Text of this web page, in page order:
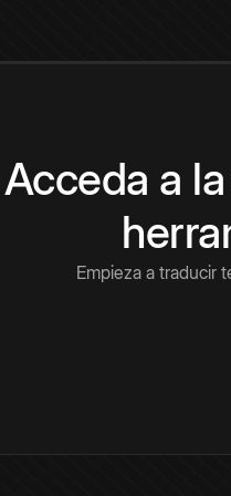
Acceda a
Empieza a traducir